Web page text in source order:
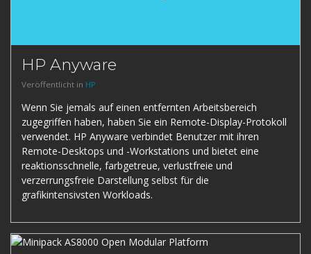
HP Anyware
Veröffentlicht in HP
Wenn Sie jemals auf einen entfernten Arbeitsbereich
zugegriffen haben, haben Sie ein Remote-Display-Protokoll
verwendet. HP Anyware verbindet Benutzer mit ihren
Remote-Desktops und -Workstations und bietet eine
reaktionsschnelle, farbgetreue, verlustfreie und
verzerrungsfreie Darstellung selbst für die
grafikintensivsten Workloads.